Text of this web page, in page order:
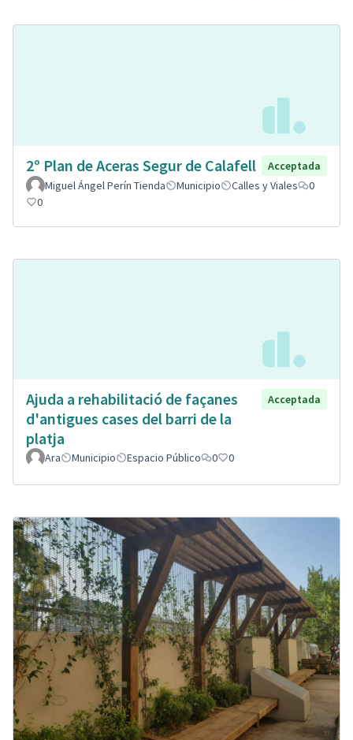
2º Plan de Aceras Segur de Calafell
Acceptada
Miguel Ángel Perín Tienda
Municipio Calles y Viales
0
0
Ajuda a rehabilitació de façanes
d'antigues cases del barri de la
platja
Acceptada
Ara Municipio Espacio Público 0 0